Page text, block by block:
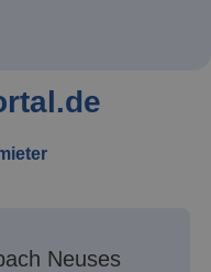
Neuses